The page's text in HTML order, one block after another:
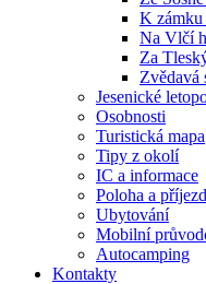
K zámku
Na Vlčí
Za
Zvědavá
Jesenické
Osobnosti
Turistická mapa
Tipy z okolí
IC a informace
Poloha a příjezd
Ubytování
Mobilní
Autocamping
Kontakty